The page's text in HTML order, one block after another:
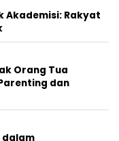
Akademisi: Rakyat
Orang Tua
dan
dalam